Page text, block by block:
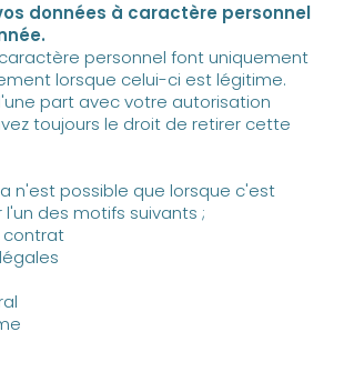
données à caractère personnel
personnel font uniquement
lorsque celui-ci est légitime.
part avec votre autorisation
toujours le droit de retirer cette
n'est possible que lorsque c'est
des motifs suivants ;
contrat